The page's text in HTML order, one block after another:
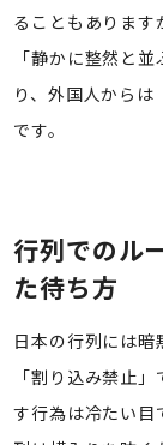
ることもあります
「静かに整然と
り、外国人から
です。
行列でのル
た待ち方
日本の行列には
「割り込み禁止
す行為は冷たい目